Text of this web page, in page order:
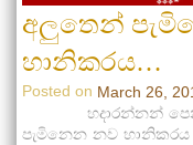
අලුතෙන්
හානිකරය…
Posted on March 26,
හදාරන්නන් පෙන්වා
පැමිනෙන නව හානිකරය